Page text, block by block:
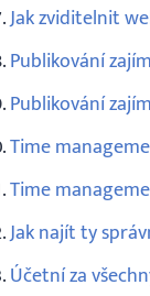
Jak zviditelnit
Publikování
Publikování
Time
Time
Jak najít ty
Účetní za